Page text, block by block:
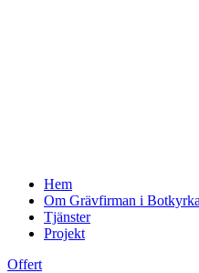
Hem
Om Grävfirman i Botkyrka
Tjänster
Projekt
Offert